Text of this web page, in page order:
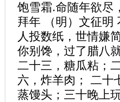
饱雪霜.命随年欲尽
拜年 （明）文征明
人投数纸，世情嫌
你别馋，过了腊八
二十三，糖瓜粘；
六，炸羊肉； 二十
蒸馒头；三十晚上